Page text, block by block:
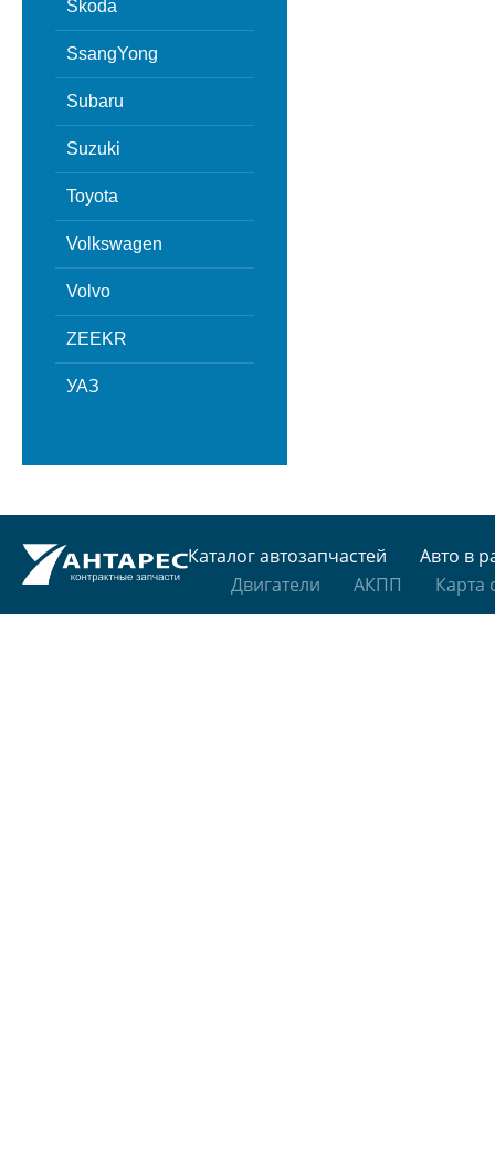
Skoda
SsangYong
Subaru
Suzuki
Toyota
Volkswagen
Volvo
ZEEKR
УАЗ
Каталог автозапчастей
Авто в
Двигатели
АКПП Карта